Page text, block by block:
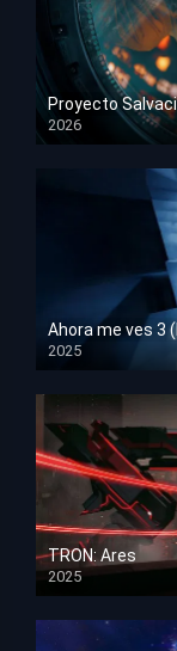
Proyecto
2026
HD 1080p
Ahora me ves 3
2025
HD 1080p
TRON: Ares
2025
HD 1080p